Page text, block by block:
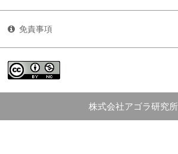
免責事項
株式会社アゴラ研究所